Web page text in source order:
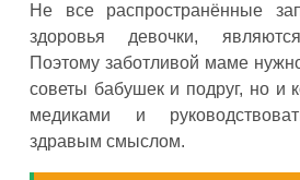
Не все распространённые
здоровья девочки,
Поэтому заботливой маме
советы бабушек и подруг, но и
медиками и
здравым смыслом.